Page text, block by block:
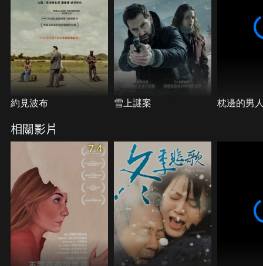
約見波布 雪上謎案 枕邊的男
相關影片
7.4